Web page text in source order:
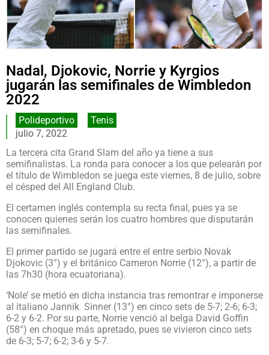
Nadal, Djokovic, Norrie y Kyrgios
jugarán las semifinales de Wimbledon
2022
Polideportivo
Tenis
julio 7, 2022
La tercera cita Grand Slam del año ya tiene a sus
semifinalistas. La ronda para conocer a los que pelearán por
el título de Wimbledon se juega este viernes, 8 de julio, sobre
el césped del All England Club.
El certamen inglés contempla su recta final, pues ya se
conocen quienes serán los cuatro hombres que disputarán
las semifinales.
El primer partido se jugará entre el entre serbio Novak
Djokovic (3°) y el británico Cameron Norrie (12°), a partir de
las 7h30 (hora ecuatoriana).
‘Nole’ se metió en dicha instancia tras remontrar e imponerse
al italiano Jannik Sinner (13°) en cinco sets de 5-7; 2-6; 6-3;
6-2 y 6-2. Por su parte, Norrie venció al belga David Goffin
(58°) en choque más apretado, pues se vivieron cinco sets
de 6-3; 5-7; 6-2; 3-6 y 5-7.